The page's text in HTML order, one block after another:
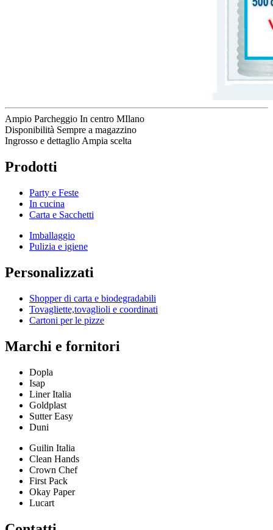
Ampio Parcheggio In centro MIlano
Disponibilità Sempre a magazzino
Ingrosso e dettaglio Ampia scelta
Prodotti
Party e Feste
In cucina
Carta e Sacchetti
Imballaggio
Pulizia e igiene
Personalizzati
Shopper di carta e biodegradabili
Tovagliette,tovaglioli e coordinati
Cartoni per le pizze
Marchi e fornitori
Dopla
Isap
Liner Italia
Goldplast
Sutter Easy
Duni
Guilin Italia
Clean Hands
Crown Chef
First Pack
Okay Paper
Lucart